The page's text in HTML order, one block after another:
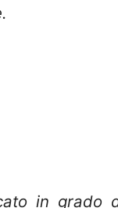
in grado